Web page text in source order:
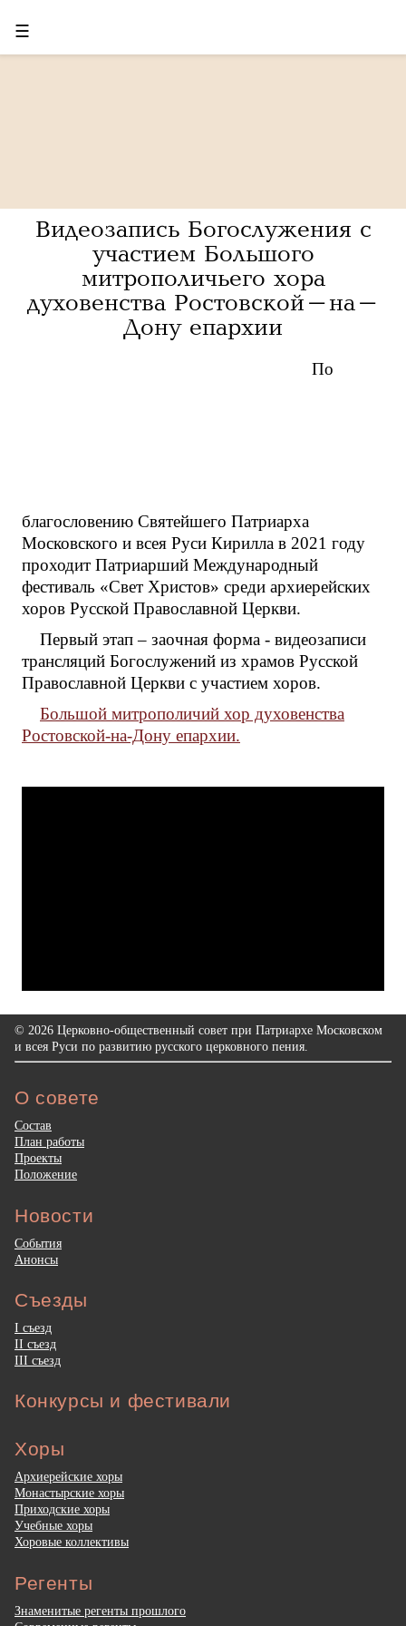
☰
Видеозапись Богослужения с
участием Большого
митрополичьего хора
духовенства Ростовской-на-
Дону епархии
По
благословению Святейшего Патриарха
Московского и всея Руси Кирилла в 2021 году
проходит Патриарший Международный
фестиваль «Свет Христов» среди архиерейских
хоров Русской Православной Церкви.
Первый этап – заочная форма - видеозаписи
трансляций Богослужений из храмов Русской
Православной Церкви с участием хоров.
Большой митрополичий хор духовенства
Ростовской-на-Дону епархии.
© 2026 Церковно-общественный совет при Патриархе Московском
и всея Руси по развитию русского церковного пения.
О совете
Состав
План работы
Проекты
Положение
Новости
События
Анонсы
Съезды
I съезд
II съезд
III съезд
Конкурсы и фестивали
Хоры
Архиерейские хоры
Монастырские хоры
Приходские хоры
Учебные хоры
Хоровые коллективы
Регенты
Знаменитые регенты прошлого